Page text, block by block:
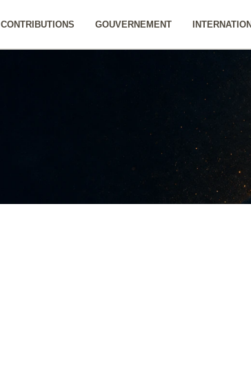
CONTRIBUTIONS GOUVERNEMENT